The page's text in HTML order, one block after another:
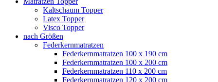
Kaltschaum Topper
Latex Topper
Visco Topper
nach Größen
Federkernmatratzen
Federkernmatratzen 100 x 190 cm
Federkernmatratzen 100 x 200 cm
Federkernmatratzen 110 x 200 cm
Federkernmatratzen 120 x 200 cm